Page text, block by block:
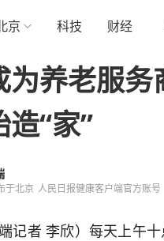
京 科技 财经
为养老服
“家”
于北京 人民日报健康客户端官方账号
记者 李欣）每天上午